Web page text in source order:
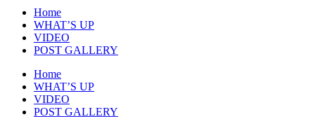
Home
WHAT’S UP
VIDEO
POST GALLERY
Home
WHAT’S UP
VIDEO
POST GALLERY